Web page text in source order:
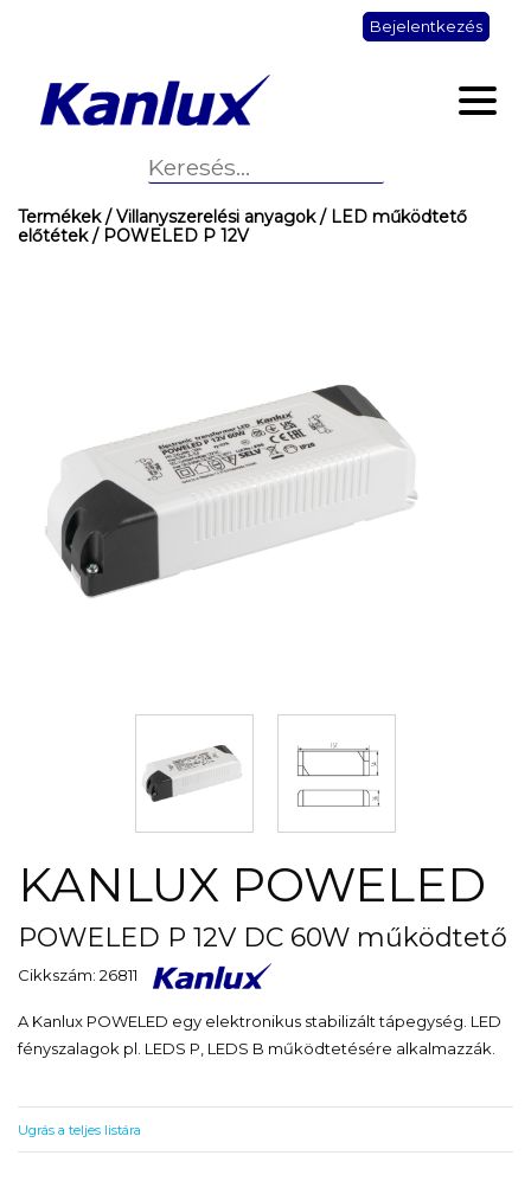
Bejelentkezés
Termékek/ Villanyszerelési anyagok/ LED működtető
előtétek/ POWELED P 12V
KANLUX POWELED
POWELED P 12V DC 60W működtető
Cikkszám: 26811
A Kanlux POWELED egy elektronikus stabilizált tápegység. LED
fényszalagok pl. LEDS P, LEDS B működtetésére alkalmazzák.
Ugrás a teljes listára